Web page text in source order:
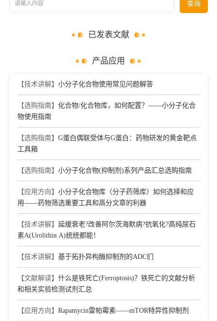
请输入内容 查询
已发表文献
产品应用
【技术讲解】 小分子化合物使用常见问题解答
【选购指南】 化合物/化合物库，如何配置？——小分子化合
物使用指南
【选购指南】 G蛋白偶联受体与G蛋白：药物研发的黄金靶点
工具箱
【选购指南】 小分子化合物(抑制剂)系列产品汇总选购指南
【应用方向】 小分子化合物库（分子药筛库）如何选择和应
用——药物筛选重要工具和高分文章的利器
【技术讲解】 延缓衰老?改善阿尔茨海默病?抗氧化?高纯尿石
素A(Urolithin A)统统都能！
【技术讲解】 基于拓扑异构酶抑制剂的ADC们
【文献解读】 什么是铁死亡(Ferroptosis)？铁死亡的文献分析
和相关实验检测试剂汇总
【应用方向】 Rapamycin雷帕霉素——mTOR特异性抑制剂